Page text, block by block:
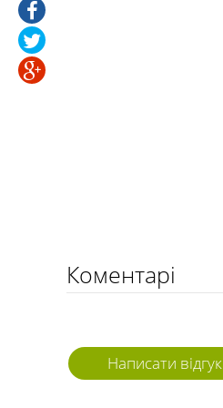
Коментарі
Написати відгук